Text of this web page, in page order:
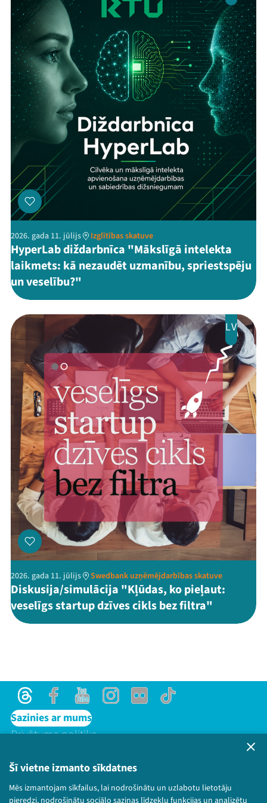
Šī vietne izmanto sīkdatnes
Mēs izmantojam sīkfailus, lai nodrošinātu un uzlabotu lietotāju
pieredzi, nodrošinātu sociālo saziņas līdzekļu funkcijas un analizētu
2026. gada 11. jūlijs Izglītības skatuve
HyperLab diždarbnīca "Mākslīgā intelekta
laikmets: kā nezaudēt uzmanību, spriestspēju
un veselību?"
LV
2026. gada 11. jūlijs Swedbank uzņēmējdarbības skatuve
Diskusija/simulācija "Kļūdas, ko pieļaut:
veselīgs startup dzīves cikls bez filtra"
ThreadsFacebookYoutubeInstagram
Flick TikTok
Sazinies ar mums
Privātuma politika
Bērnu aizsardzības politika
© 2026 Sarunu festivāls LAMPA Visas tiesības